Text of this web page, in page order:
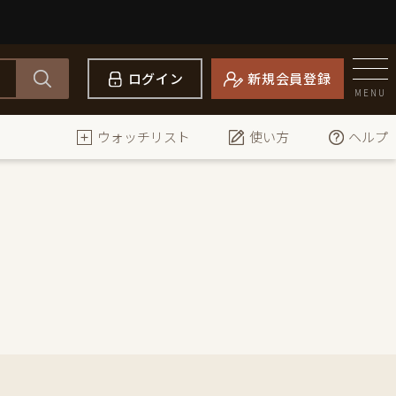
ログイン 新規会員登録
MENU
ウォッチリスト 使い方 ヘルプ